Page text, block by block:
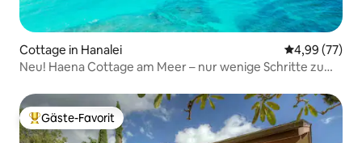
Cottage in Hanalei
4,99 (77)
Neu! Haena Cottage am Meer – nur wenige Schritte zum
Beliebter Gäste-Favorit.
Gäste-Favorit